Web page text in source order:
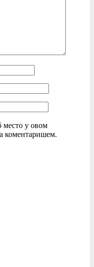
место у овом
коментаришем.